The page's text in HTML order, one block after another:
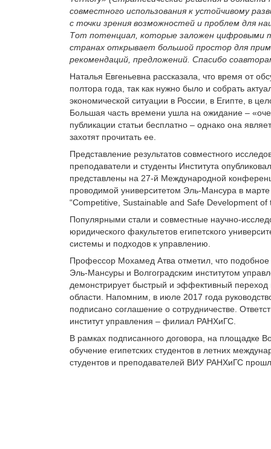
совместного использования к устойчивому
с точки зрения возможностей и проблем для
Тот потенциал, которые заложен цифровыми
странах открывает большой простор для
рекомендаций, предложений. Спасибо
Наталья Евгеньевна рассказала, что время от
полтора года, так как нужно было и собрать
экономической ситуации в России, в Египте, в
Большая часть времени ушла на ожидание –
публикации статьи бесплатно – однако она
захотят прочитать ее.
Представление результатов совместного
преподаватели и студенты Института
представлены на 27-й Международной
проводимой университетом Эль-Мансура в
“Competitive, Sustainable and Safe Development
Популярными стали и совместные научно-
юридического факультетов египетского
системы и подходов к управлению.
Профессор Мохамед Атва отметил, что
Эль-Мансуры и Волгоградским институтом
демонстрирует быстрый и эффективный переход
области. Напомним, в июле 2017 года
подписано соглашение о сотрудничестве.
институт управления – филиал РАНХиГС.
В рамках подписанного договора, на площадке
обучение египетских студентов в летних
студентов и преподавателей ВИУ РАНХиГС